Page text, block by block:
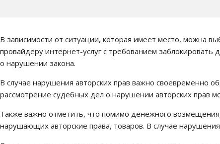
В зависимости от ситуации, которая имеет место, можна
провайдеру интернет-услуг с требованием
о нарушении закона.
В случае нарушения авторских прав важно своевременно
рассмотрение судебных дел о нарушении авторских прав
Также важно отметить, что помимо денежного
нарушающих авторские права, товаров. В случае